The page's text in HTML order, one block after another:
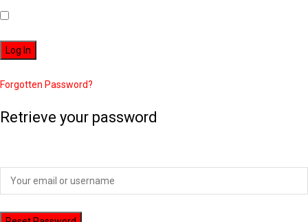
Forgotten Password?
Retrieve your password